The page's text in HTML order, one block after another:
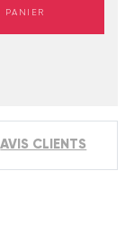
PANIER
AVIS CLIENTS